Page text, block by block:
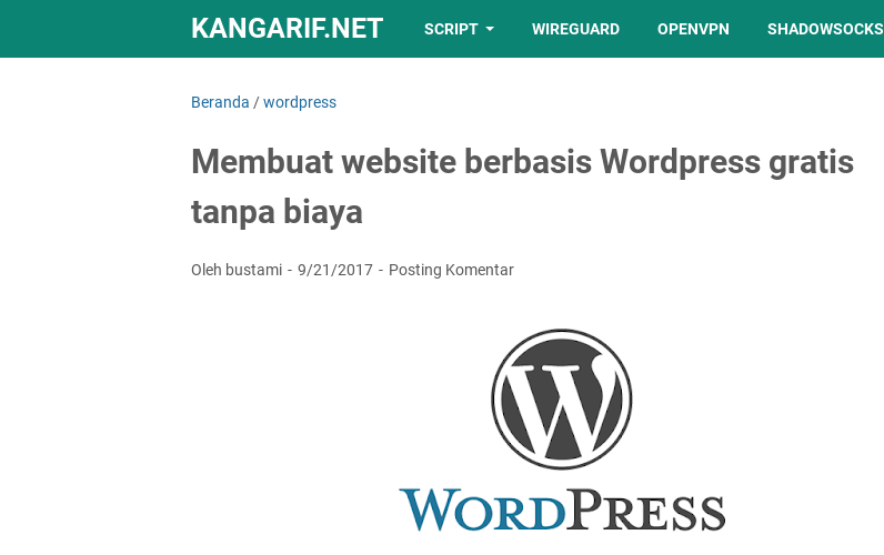
KANGARIF.NET SCRIPT WIREGUARD OPENVPN SHADOWSOCKS
Beranda /wordpress
Membuat website berbasis Wordpress gratis
tanpa biaya
Oleh bustami 9/21/2017 Posting Komentar